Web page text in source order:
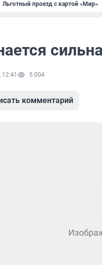
Льготный проезд с картой «Мир»
5 004
комментарий